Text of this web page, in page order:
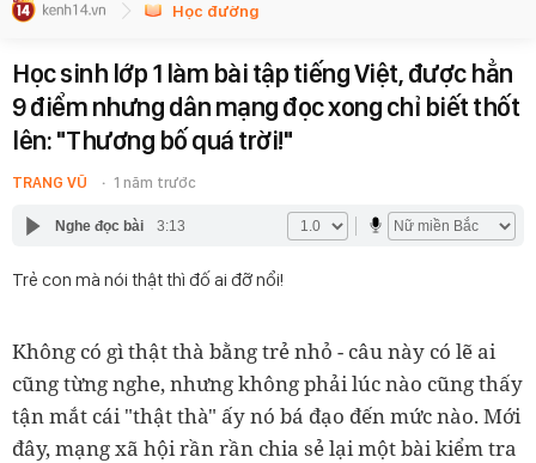
Học đường
Học sinh lớp 1 làm bài tập tiếng Việt, được hẳn
9 điểm nhưng dân mạng đọc xong chỉ biết thốt
lên: "Thương bố quá trời!"
TRANG VŨ 1 năm trước
Nghe đọc bài 3:13
Trẻ con mà nói thật thì đố ai đỡ nổi!
Không có gì thật thà bằng trẻ nhỏ - câu này có lẽ ai
cũng từng nghe, nhưng không phải lúc nào cũng thấy
tận mắt cái "thật thà" ấy nó bá đạo đến mức nào. Mới
đây, mạng xã hội rần rần chia sẻ lại một bài kiểm tra